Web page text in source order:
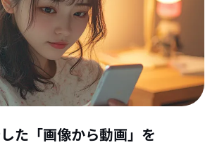
た「画像から動画」を